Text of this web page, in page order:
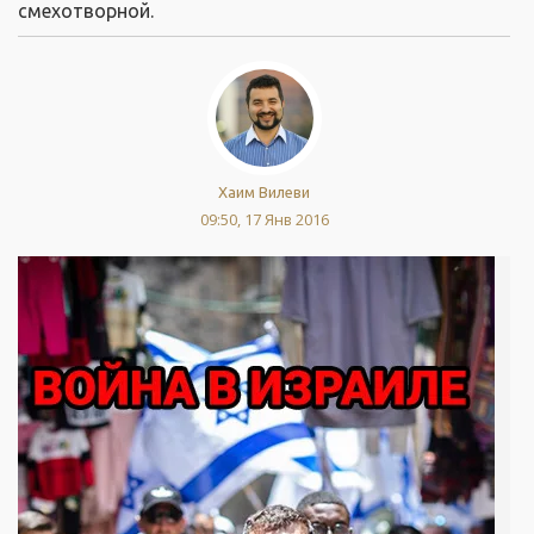
смехотворной.
Хаим Вилеви
09:50, 17 Янв 2016